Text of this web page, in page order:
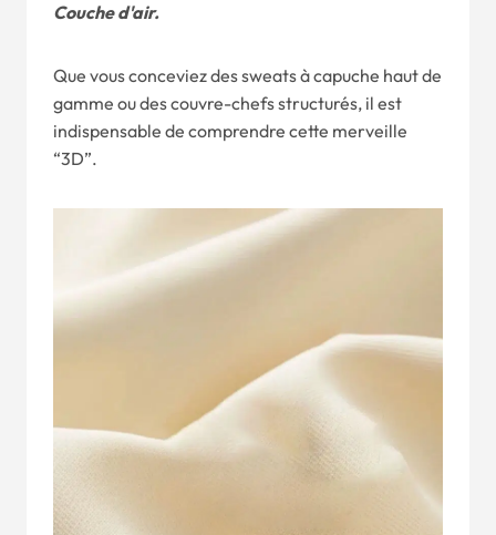
Couche d'air.
Que vous conceviez des sweats à capuche haut de
gamme ou des couvre-chefs structurés, il est
indispensable de comprendre cette merveille
“3D”.